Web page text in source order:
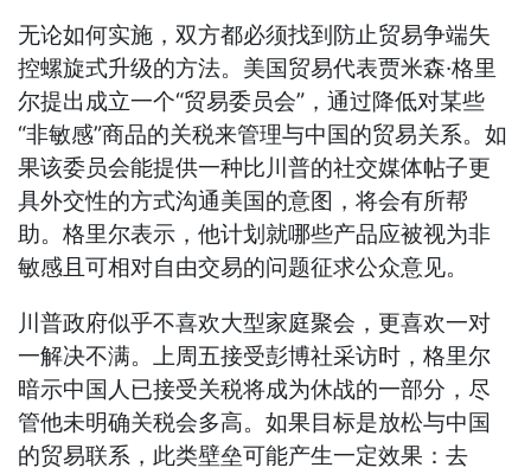
无论如何实施，双方都必须找到防止贸易争端失
控螺旋式升级的方法。美国贸易代表贾米森·格里
尔提出成立一个“贸易委员会”，通过降低对某些
“非敏感”商品的关税来管理与中国的贸易关系。如
果该委员会能提供一种比川普的社交媒体帖子更
具外交性的方式沟通美国的意图，将会有所帮
助。格里尔表示，他计划就哪些产品应被视为非
敏感且可相对自由交易的问题征求公众意见。
川普政府似乎不喜欢大型家庭聚会，更喜欢一对
一解决不满。上周五接受彭博社采访时，格里尔
暗示中国人已接受关税将成为休战的一部分，尽
管他未明确关税会多高。如果目标是放松与中国
的贸易联系，此类壁垒可能产生一定效果：去